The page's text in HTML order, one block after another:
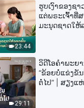
5:48
6:11
ພຣະທຳປະຈຳວັນຂອ
ເຂົ້າສູ່ຊີວິດ | ຄັດຕອນ
ພຣະທຳປະຈຳວັນຂອ
ເຂົ້າສູ່ຊີວິດ | ຄັດຕອນ
23:44
ຮູບເງົາຂອງຊ
ແຕ່ພຣະເຈົ້າທີ່
ມະນຸດຊາດໃຫ້
29:11
ວິດີໂອຄຳພະຍ
“ຂ້ອຍບໍ່ແຂ່ງຂັ
ຕໍ່ໄປ” | ສຽງແ